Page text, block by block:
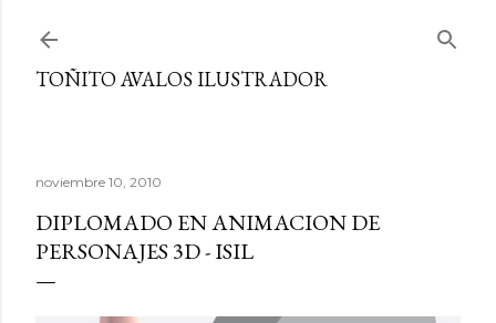
TOÑITO AVALOS ILUSTRADOR
noviembre 10, 2010
DIPLOMADO EN ANIMACION DE
PERSONAJES 3D - ISIL